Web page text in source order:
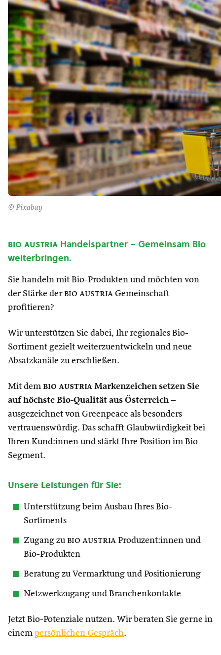
© Pixabay
bio austria Handelspartner – Gemeinsam Bio
weiterbringen.
Sie handeln mit Bio-Produkten und möchten von
der Stärke der bio austria Gemeinschaft
profitieren?
Wir unterstützen Sie dabei, Ihr regionales Bio-
Sortiment gezielt weiterzuentwickeln und neue
Absatzkanäle zu erschließen.
Mit dem bio austria Markenzeichen setzen Sie
auf höchste Bio-Qualität aus Österreich –
ausgezeichnet von Greenpeace als besonders
vertrauenswürdig. Das schafft Glaubwürdigkeit bei
Ihren Kund:innen und stärkt Ihre Position im Bio-
Segment.
Unsere Leistungen für Sie:
Unterstützung beim Ausbau Ihres Bio-
Sortiments
Zugang zu bio austria Produzent:innen und
Bio-Produkten
Beratung zu Vermarktung und Positionierung
Netzwerkzugang und Branchenkontakte
Jetzt Bio-Potenziale nutzen. Wir beraten Sie gerne in
einem persönlichen Gespräch.